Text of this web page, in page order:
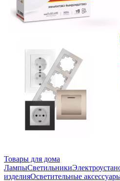
Товары для дома
ЛампыСветильники
изделияОсветительные